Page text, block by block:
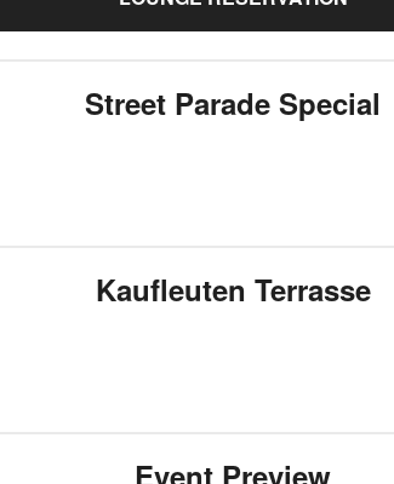
Street Parade Special
Kaufleuten Terrasse
Event Preview